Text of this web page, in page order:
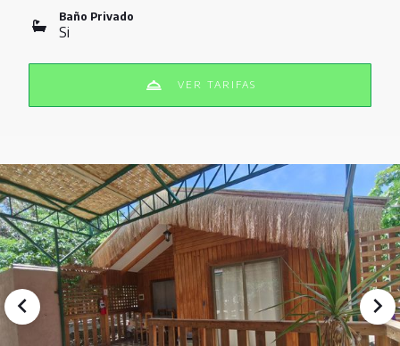
Baño Privado
Si
VER TARIFAS